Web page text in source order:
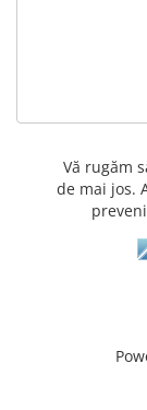
Vă rugăm
de mai jos.